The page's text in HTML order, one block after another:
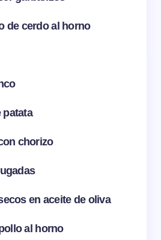
de cerdo al horno
patata
chorizo
en aceite de oliva
al horno